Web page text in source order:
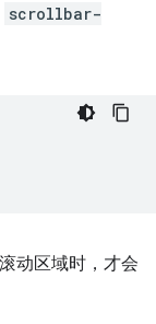
scrollbar-
动区域时，才会